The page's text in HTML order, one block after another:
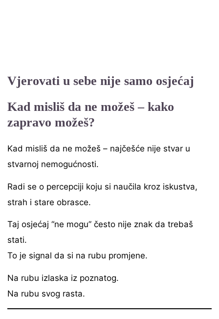
Vjerovati u sebe nije samo osjećaj
Kad misliš da ne možeš – kako
zapravo možeš?
Kad misliš da ne možeš – najčešće nije stvar u
stvarnoj nemogućnosti.
Radi se o percepciji koju si naučila kroz iskustva,
strah i stare obrasce.
Taj osjećaj “ne mogu” često nije znak da trebaš
stati.
To je signal da si na rubu promjene.
Na rubu izlaska iz poznatog.
Na rubu svog rasta.